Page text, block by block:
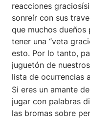
reacciones
sonreír con sus
que muchos dueños
tener una “veta
esto. Por lo tanto,
juguetón de
lista de ocurrencias
Si eres un amante
jugar con palabras
las bromas sobre